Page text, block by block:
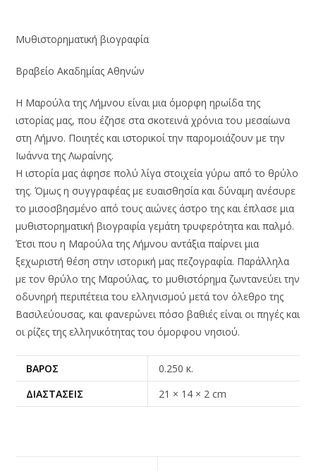
Μυθιστορηματική βιογραφία
Βραβείο Ακαδημίας Αθηνών
Η Μαρούλα της Λήμνου είναι μια όμορφη ηρωίδα της
ιστορίας μας, που έζησε στα σκοτεινά χρόνια του μεσαίωνα
στη Λήμνο. Ποιητές και ιστορικοί την παρομοιάζουν με την
Ιωάννα της Λωραίνης.
Η ιστορία μας άφησε πολύ λίγα στοιχεία γύρω από το θρύλο
της. Όμως η συγγραφέας με ευαισθησία και δύναμη ανέσυρε
το μισοσβησμένο από τους αιώνες άστρο της και έπλασε μια
μυθιστορηματική βιογραφία γεμάτη τρυφερότητα και παλμό.
Έτσι που η Μαρούλα της Λήμνου αντάξια παίρνει μια
ξεχωριστή θέση στην ιστορική μας πεζογραφία. Παράλληλα
με τον θρύλο της Μαρούλας, το μυθιστόρημα ζωντανεύει την
οδυνηρή περιπέτεια του ελληνισμού μετά τον όλεθρο της
Βασιλεύουσας, και φανερώνει πόσο βαθιές είναι οι πηγές και
οι ρίζες της ελληνικότητας του όμορφου νησιού.
ΒΆΡΟΣ
0.250 κ.
ΔΙΑΣΤΆΣΕΙΣ
21 × 14 × 2 cm